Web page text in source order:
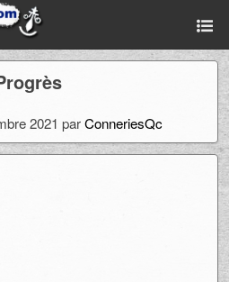
2021 parConneriesQc